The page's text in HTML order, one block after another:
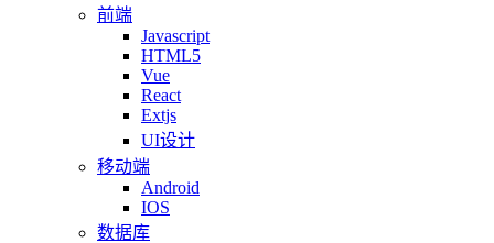
前端
Javascript
HTML5
Vue
React
Extjs
UI设计
移动端
Android
IOS
数据库